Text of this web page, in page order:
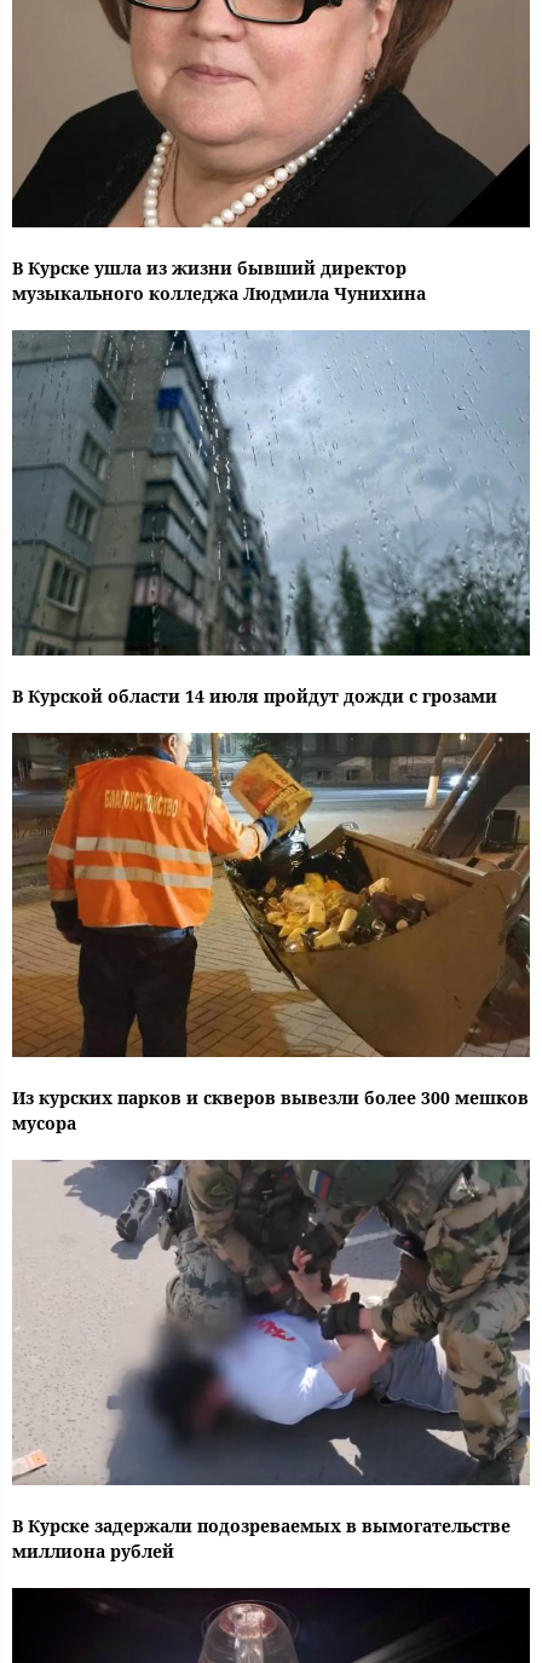
В Курске ушла из жизни бывший директор
музыкального колледжа Людмила Чунихина
В Курской области 14 июля пройдут дожди с грозами
Из курских парков и скверов вывезли более 300 мешков
мусора
В Курске задержали подозреваемых в вымогательстве
миллиона рублей